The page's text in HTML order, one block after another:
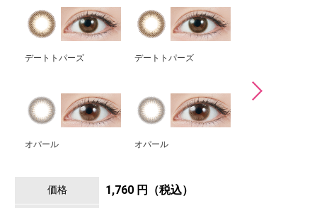
デートトパーズ デートトパーズ
オパール オパール
価格 1,760 円（税込）